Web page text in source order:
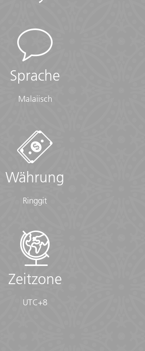
Sprache
Malaiisch
Währung
Ringgit
Zeitzone
UTC+8